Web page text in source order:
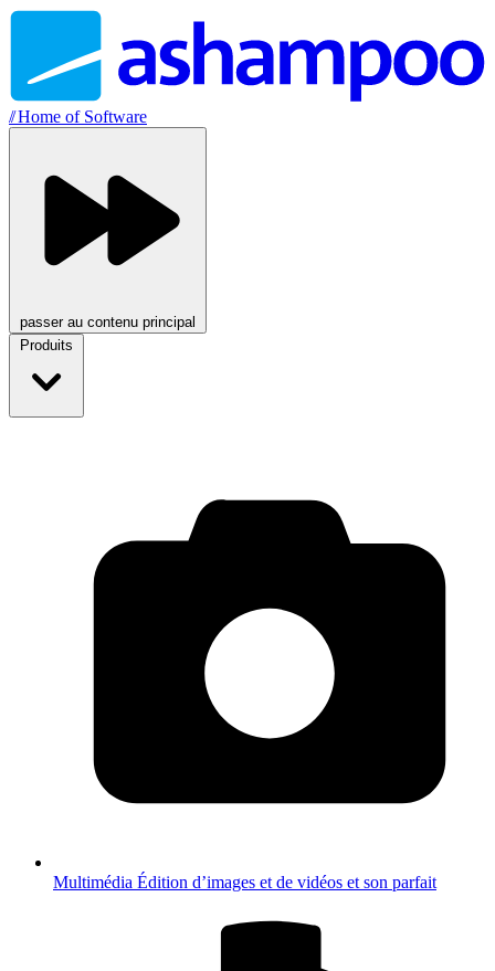
//Home of Software
passer au contenu principal
Produits
Multimédia Édition d’images et de vidéos et son parfait